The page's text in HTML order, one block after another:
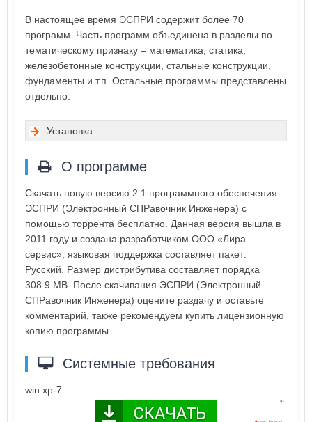
В настоящее время ЭСПРИ содержит более 70
программ. Часть программ объединена в разделы по
тематическому признаку – математика, статика,
железобетонные конструкции, стальные конструкции,
фундаменты и т.п. Остальные программы представлены
отдельно.
Установка
О программе
Скачать новую версию 2.1 программного обеспечения
ЭСПРИ (Электронный СПРавочник Инженера) с
помощью торрента бесплатно. Данная версия вышла в
2011 году и создана разработчиком ООО «Лира
сервис», языковая поддержка составляет пакет:
Русский. Размер дистрибутива составляет порядка
308.9 MB. После скачивания ЭСПРИ (Электронный
СПРавочник Инженера) оцените раздачу и оставьте
комментарий, также рекомендуем купить лицензионную
копию программы.
Системные требования
win xp-7